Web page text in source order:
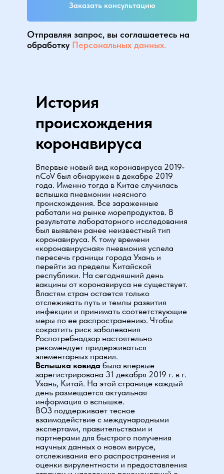
Заказать консультацию
Отправляя запрос, вы соглашаетесь на
обработку Персональных данных.
Впервые новый вид коронавируса 2019-
nCoV был обнаружен в декабре 2019
года. Именно тогда в Китае случилась
вспышка пневмонии неясного
происхождения. Все зараженные
работали на рынке морепродуктов. В
результате лабораторного исследования
был выявлен ранее неизвестный тип
коронавируса. К тому времени
«коронавирусная» пневмония успела
пересечь границы города Ухань и
перейти за пределы Китайской
республики. На сегодняшний день
вакцины от коронавируса не существует.
Властям стран остается только
отслеживать путь и темпы развития
инфекции и принимать соответствующие
меры по ее распространению. Чтобы
сократить риск заболевания
Роспотребнадзор настоятельно
рекомендует придерживаться
элементарных правил.
Вспышка ковида была впервые
зарегистрирована 31 декабря 2019 г. в г.
Ухань, Китай. На этой странице каждый
день размещается актуальная
информация о вспышке.
ВОЗ поддерживает тесное
взаимодействие с международными
экспертами, правительствами и
партнерами для быстрого получения
научных данных о новом вирусе,
отслеживания его распространения и
оценки вирулентности и предоставления
История
происхождения
коронавируса